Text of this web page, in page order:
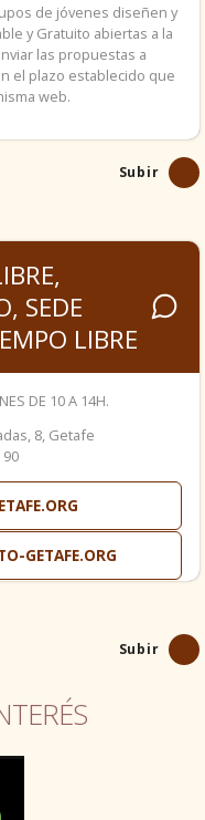
de jóvenes diseñen y
y Gratuito abiertas a la
las propuestas a
el plazo establecido que
web.
Subir
SEDE
LIBRE
DE 10 A 14H.
8, Getafe
GETAFE.ORG
Subir